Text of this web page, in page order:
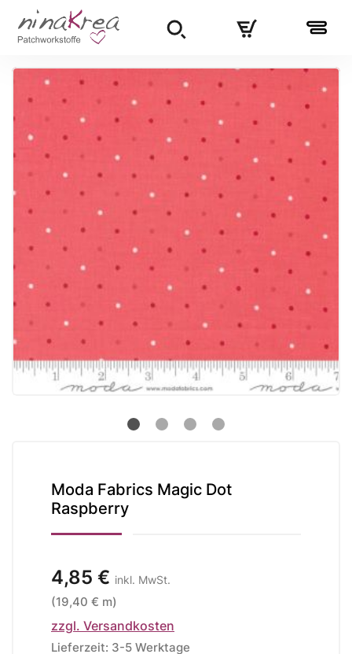
Moda Fabrics Magic Dot
Raspberry
4,85 € inkl. MwSt.
(19,40 € m)
zzgl. Versandkosten
Lieferzeit: 3-5 Werktage